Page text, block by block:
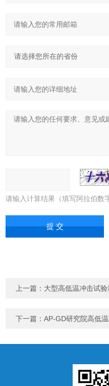
请输入计算结果（填写阿拉伯数
上一篇： 大型高低温冲击试验
下一篇：AP-GD研究院高低